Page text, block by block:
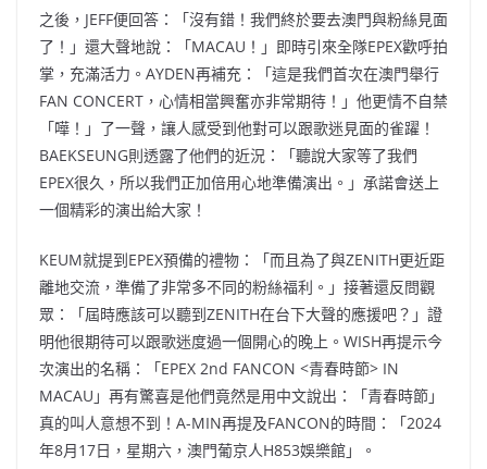
之後，JEFF便回答：「沒有錯！我們終於要去澳門與粉絲見面
了！」還大聲地說：「MACAU！」即時引來全隊EPEX歡呼拍
掌，充滿活力。AYDEN再補充：「這是我們首次在澳門舉行
FAN CONCERT，心情相當興奮亦非常期待！」他更情不自禁
「嘩！」了一聲，讓人感受到他對可以跟歌迷見面的雀躍！
BAEKSEUNG則透露了他們的近況：「聽說大家等了我們
EPEX很久，所以我們正加倍用心地準備演出。」承諾會送上
一個精彩的演出給大家！
KEUM就提到EPEX預備的禮物：「而且為了與ZENITH更近距
離地交流，準備了非常多不同的粉絲福利。」接著還反問觀
眾：「屆時應該可以聽到ZENITH在台下大聲的應援吧？」證
明他很期待可以跟歌迷度過一個開心的晚上。WISH再提示今
次演出的名稱：「EPEX 2nd FANCON <青春時節> IN
MACAU」再有驚喜是他們竟然是用中文說出：「青春時節」
真的叫人意想不到！A-MIN再提及FANCON的時間：「2024
年8月17日，星期六，澳門葡京人H853娛樂館」。